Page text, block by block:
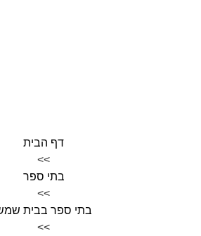
דף הבית
>>
בתי ספר
>>
בתי ספר בבית שמש
>>